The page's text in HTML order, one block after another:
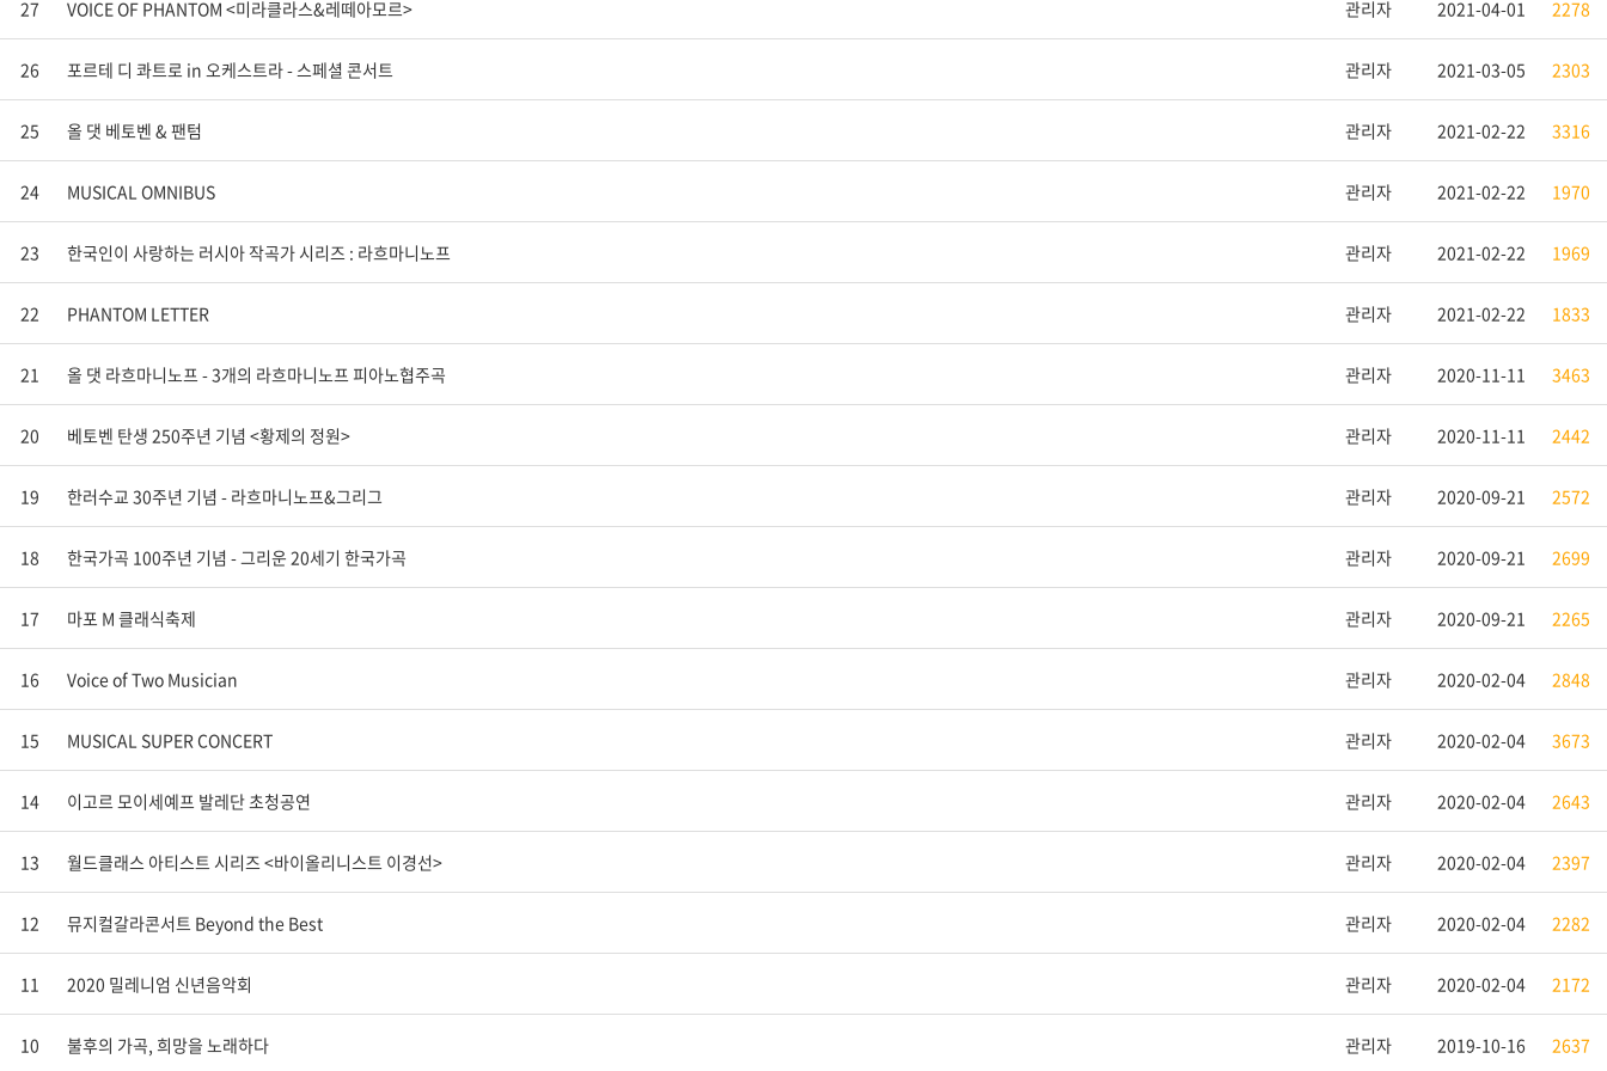
27 VOICE OF PHANTOM <미라클라스&레떼아모르> 관리자 2021-04-01 2278
26 포르테 디 콰트로 in 오케스트라 - 스페셜 콘서트 관리자 2021-03-05 2303
25 올 댓 베토벤 & 팬텀 관리자 2021-02-22 3316
24 MUSICAL OMNIBUS 관리자 2021-02-22 1970
23 한국인이 사랑하는 러시아 작곡가 시리즈 : 라흐마니노프 관리자 2021-02-22 1969
22 PHANTOM LETTER 관리자 2021-02-22 1833
21 올 댓 라흐마니노프 - 3개의 라흐마니노프 피아노협주곡 관리자 2020-11-11 3463
20 베토벤 탄생 250주년 기념 <황제의 정원> 관리자 2020-11-11 2442
19 한러수교 30주년 기념 - 라흐마니노프&그리그 관리자 2020-09-21 2572
18 한국가곡 100주년 기념 - 그리운 20세기 한국가곡 관리자 2020-09-21 2699
17 마포 M 클래식축제 관리자 2020-09-21 2265
16 Voice of Two Musician 관리자 2020-02-04 2848
15 MUSICAL SUPER CONCERT 관리자 2020-02-04 3673
14 이고르 모이세예프 발레단 초청공연 관리자 2020-02-04 2643
13 월드클래스 아티스트 시리즈 <바이올리니스트 이경선> 관리자 2020-02-04 2397
12 뮤지컬갈라콘서트 Beyond the Best 관리자 2020-02-04 2282
11 2020 밀레니엄 신년음악회 관리자 2020-02-04 2172
10 불후의 가곡, 희망을 노래하다 관리자 2019-10-16 2637